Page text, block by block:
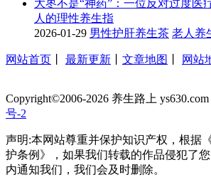
大枣不是“神药”：一位反对过度医
人的理性养生指
2026-01-29 男性护肝养生茶 老人养
网站首页 最新更新 文章地图 网站
Copyright©2006-2026 养生路上 ys630.com
号-2
声明:本网站尊重并保护知识产权，根据
护条例》，如果我们转载的作品侵犯了
内通知我们，我们会及时删除。